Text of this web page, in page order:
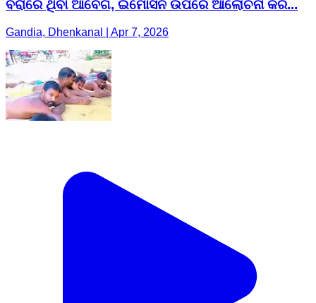
ବରାରେ ଥିବା ଆବେଗ, ଇମୋସନ ଉପରେ ଆଲୋଚନା କରି...
Gandia, Dhenkanal | Apr 7, 2026